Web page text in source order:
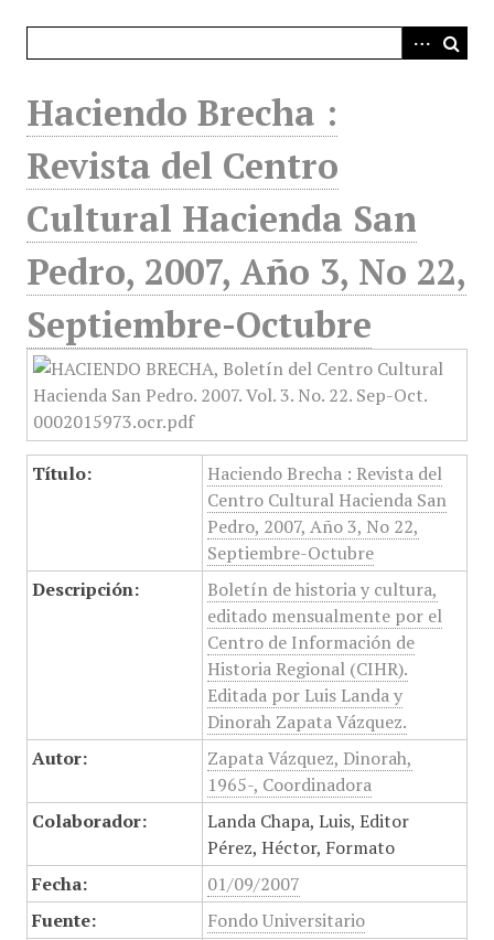
Haciendo Brecha :
Revista del Centro
Cultural Hacienda San
Pedro, 2007, Año 3, No 22,
Septiembre-Octubre
Título:
Haciendo Brecha : Revista del
Centro Cultural Hacienda San
Pedro, 2007, Año 3, No 22,
Septiembre-Octubre
Descripción:
Boletín de historia y cultura,
editado mensualmente por el
Centro de Información de
Historia Regional (CIHR).
Editada por Luis Landa y
Dinorah Zapata Vázquez.
Autor:
Zapata Vázquez, Dinorah,
1965-, Coordinadora
Colaborador:
Landa Chapa, Luis, Editor
Pérez, Héctor, Formato
Fecha:
01/09/2007
Fuente:
Fondo Universitario